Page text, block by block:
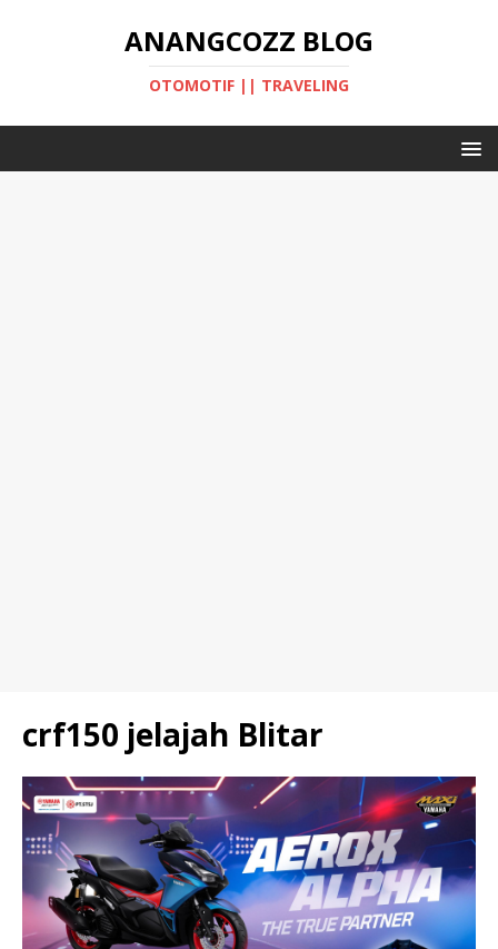
ANANGCOZZ BLOG
OTOMOTIF || TRAVELING
crf150 jelajah Blitar